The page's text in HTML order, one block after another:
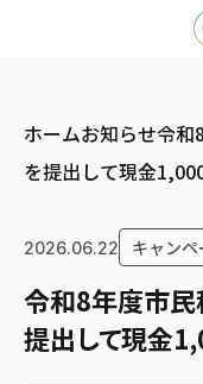
ホームお知らせ令和
を提出して現金
2026.06.22 キャンペ
令和8年度市民
提出して現金